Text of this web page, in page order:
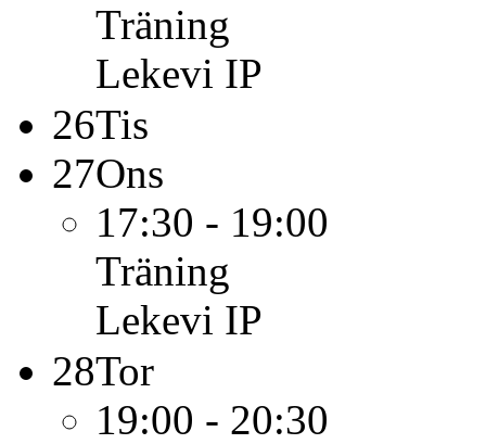
Träning
Lekevi IP
26Tis
27Ons
17:30 - 19:00
Träning
Lekevi IP
28Tor
19:00 - 20:30